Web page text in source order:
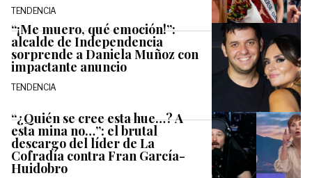
TENDENCIA
“¡Me muero, qué emoción!”:
alcalde de Independencia
sorprende a Daniela Muñoz con
impactante anuncio
TENDENCIA
“¿Quién se cree esta hue…? A
esta mina no…”: el brutal
descargo del líder de La
Cofradía contra Fran García-
Huidobro